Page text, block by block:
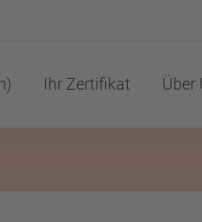
Ihr Zertifikat Über